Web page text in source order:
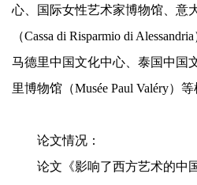
心、国际女性艺术家博物馆、意
（Cassa di Risparmio di
马德里中国文化中心、泰国中国
里博物馆（Musée Paul Valéry）等
论文情况：
论文《影响了西方艺术的中